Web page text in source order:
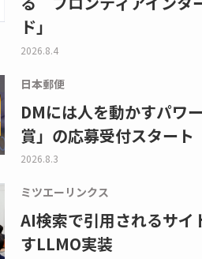
ド」
2026.8.4
日本郵便
DMには人を動かすパワ
賞」の応募受付スタート
2026.8.3
ミツエーリンクス
AI検索で引用されるサ
すLLMO実装